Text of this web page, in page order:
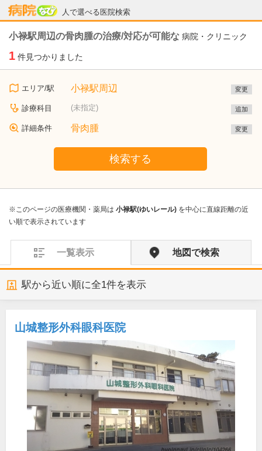
人で選べる医院検索
病院なび
小禄駅周辺の骨肉腫の治療/対応が可能な 病院・クリニック
1 件見つかりました
エリア/駅 小禄駅周辺 変更
診療科目 (未指定) 追加
詳細条件 骨肉腫 変更
検索する
※このページの医療機関・薬局は 小禄駅(ゆいレール) を中心に直線距離の近
い順で表示されています
一覧表示 地図で検索
駅から近い順に全1件を表示
山城整形外科眼科医院